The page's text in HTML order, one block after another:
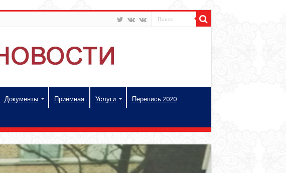
Документы Приёмная Услуги Перепись 2020